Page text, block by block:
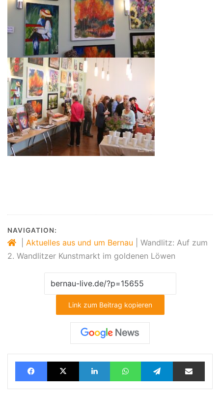
NAVIGATION:
Aktuelles aus und um Bernau
Wandlitz: Auf zum
2. Wandlitzer Kunstmarkt im goldenen Löwen
Link zum Beitrag kopieren
FacebookX LinkedInWhatsAppTelegramTeilen via E-Mail